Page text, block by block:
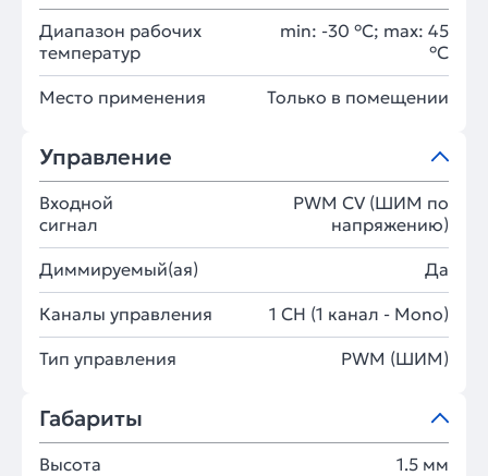
Диапазон рабочих
температур
min: -30 °C; max: 45
°C
Место применения Только в помещении
Управление
Входной
сигнал
PWM СV (ШИМ по
напряжению)
Диммируемый(ая) Да
Каналы управления 1 CH (1 канал - Mono)
Тип управления PWM (ШИМ)
Габариты
Высота 1.5 мм